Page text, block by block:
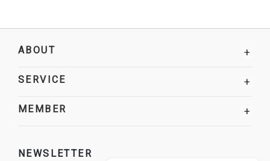
ABOUT +
SERVICE +
MEMBER +
NEWSLETTER